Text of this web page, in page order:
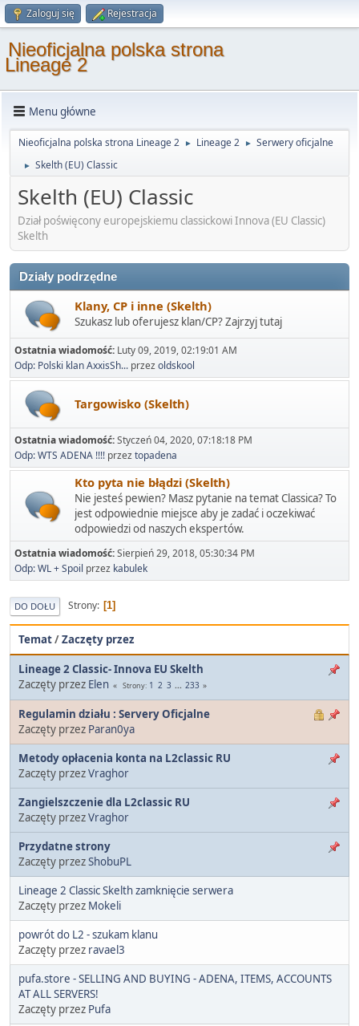
Zaloguj się Rejestracja
Nieoficjalna polska strona
Lineage 2
Menu główne
Nieoficjalna polska strona Lineage 2 ► Lineage 2 ► Serwery oficjalne
► Skelth (EU) Classic
Skelth (EU) Classic
Dział poświęcony europejskiemu classickowi Innova (EU Classic)
Skelth
Działy podrzędne
Klany, CP i inne (Skelth)
Szukasz lub oferujesz klan/CP? Zajrzyj tutaj
Ostatnia wiadomość: Luty 09, 2019, 02:19:01 AM
Odp: Polski klan AxxisSh... przezoldskool
Targowisko (Skelth)
Ostatnia wiadomość:Styczeń 04, 2020, 07:18:18 PM
Odp: WTS ADENA !!!! przeztopadena
Kto pyta nie błądzi (Skelth)
Nie jesteś pewien? Masz pytanie na temat Classica? To
jest odpowiednie miejsce aby je zadać i oczekiwać
odpowiedzi od naszych ekspertów.
Ostatnia wiadomość:Sierpień 29, 2018, 05:30:34 PM
Odp: WL + Spoil przez kabulek
DO DOŁU Strony 1
Temat/Zaczęty przez
Lineage 2 Classic- Innova EU Skelth
Zaczęty przez Elen Strony 1 2 3 ... 233
Regulamin działu : Servery Oficjalne
Zaczęty przez Paran0ya
Metody opłacenia konta na L2classic RU
Zaczęty przezVraghor
Zangielszczenie dla L2classic RU
Zaczęty przezVraghor
Przydatne strony
Zaczęty przezShobuPL
Lineage 2 Classic Skelth zamknięcie serwera
Zaczęty przez Mokeli
powrót do L2 - szukam klanu
Zaczęty przez ravael3
pufa.store - SELLING AND BUYING - ADENA, ITEMS, ACCOUNTS
AT ALL SERVERS!
Zaczęty przez Pufa